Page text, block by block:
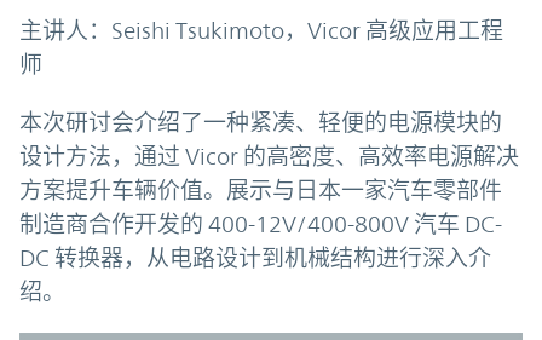
主讲人：Seishi Tsukimoto，Vicor 高级应用工程
师
本次研讨会介绍了一种紧凑、轻便的电源模块的
设计方法，通过 Vicor 的高密度、高效率电源解决
方案提升车辆价值。展示与日本一家汽车零部件
制造商合作开发的 400-12V/400-800V 汽车 DC-
DC 转换器，从电路设计到机械结构进行深入介
绍。